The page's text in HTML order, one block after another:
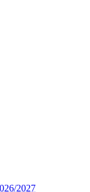
2027